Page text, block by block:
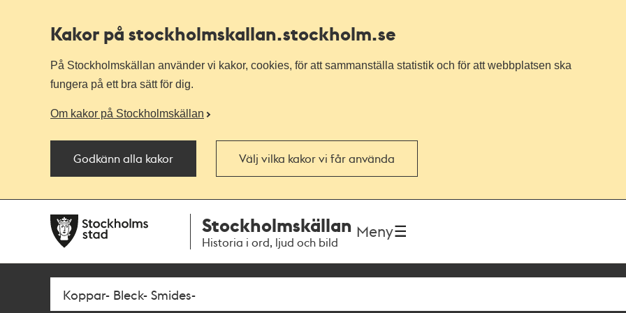
Kakor på stockholmskallan.stockholm.se
På Stockholmskällan använder vi kakor, cookies, för att sammanställa statistik och för att webbplatsen ska
fungera på ett bra sätt för dig.
Om kakor på Stockholmskällan
Godkänn alla kakor Välj vilka kakor vi får använda
navigationen
huvudinnehållet
Stockholmskällan
Historia i ord, ljud och bild
Meny
Sök